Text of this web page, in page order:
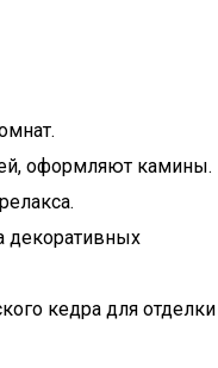
оформляют камины.
декоративных
кедра для отделки